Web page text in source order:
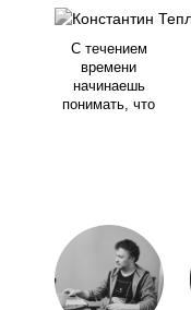
С течением
времени
начинаешь
понимать, что